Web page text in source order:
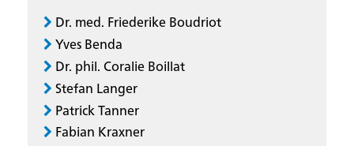
Dr. med. Friederike Boudriot
Yves Benda
Dr. phil. Coralie Boillat
Stefan Langer
Patrick Tanner
Fabian Kraxner